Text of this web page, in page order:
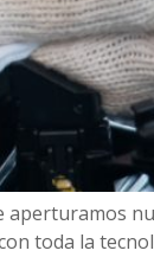
aperturamos
toda la